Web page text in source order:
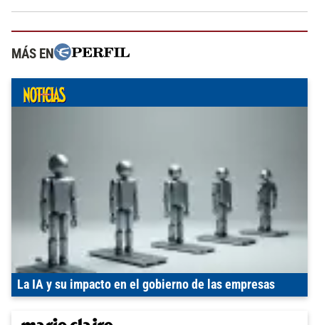
MÁS EN
La IA y su impacto en el gobierno de las empresas